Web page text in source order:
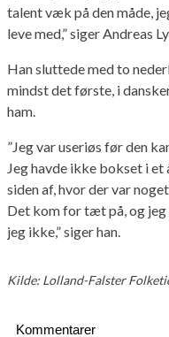
talent væk på den måde,
leve med,” siger Andreas
Han sluttede med to
mindst det første, i
ham.
”Jeg var useriøs før den
Jeg havde ikke bokset i et
siden af, hvor der var
Det kom for tæt på, og
jeg ikke,” siger han.
Kilde: Lolland-Falster
Kommentarer